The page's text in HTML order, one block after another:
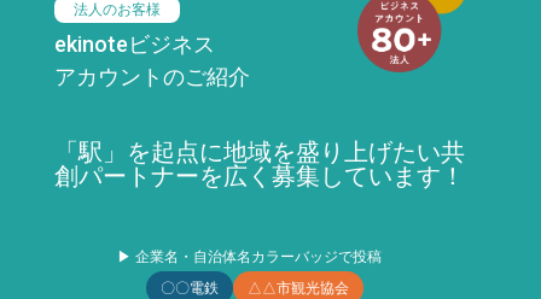
法人のお客様
ekinoteビジネス
アカウントのご紹介
「駅」を起点に地域を盛り上げたい共
創パートナーを広く募集しています！
▶ 企業名・自治体名カラーバッジで投稿
〇〇電鉄
△△市観光協会